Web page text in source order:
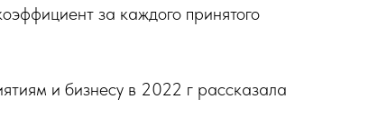
за каждого принятого
и бизнесу в 2022 г рассказала